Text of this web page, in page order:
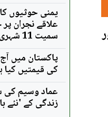
یمنی حوثیوں
علاقے نجران
سمیت 11 شہری زخمی
پاکستان میں
کی قیمتیں کیا
عماد وسیم کی
زندگی کے 'نئے